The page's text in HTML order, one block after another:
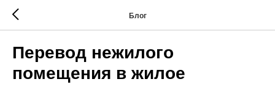
Блог
Перевод нежилого
помещения в жилое